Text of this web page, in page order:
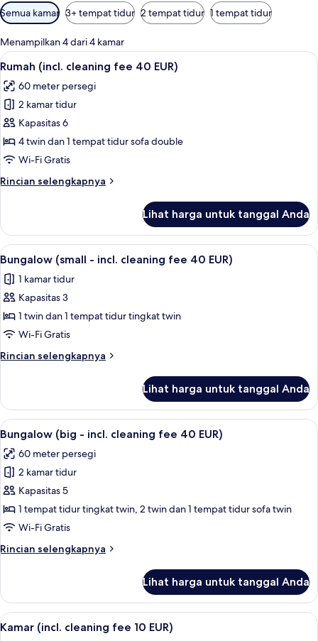
Filter
tersedia
untuk
kamar
Semua kamar 3+ tempat tidur 2 tempat tidur 1 tempat tidur
Menampilkan 4 dari 4 kamar
Lihat
semua
foto
untuk
Rumah
(incl.
cleaning
40
Rumah (incl. cleaning fee 40 EUR) |
7
Rumah (incl. cleaning fee 40 EUR)
60 meter persegi
2 kamar tidur
Kapasitas 6
4 twin dan 1 tempat tidur sofa double
Wi-Fi Gratis
Rincian selengkapnya
Rincian
Rumah
(incl.
cleaning
40
EUR)
Lihat harga untuk tanggal Anda
Lihat
semua
foto
untuk
Bungalow
(small
-
incl.
fee
40
EUR)
Bungalow (small - incl. cleaning fee
6
Bungalow (small - incl. cleaning fee 40 EUR)
1 kamar tidur
Kapasitas 3
1 twin dan 1 tempat tidur tingkat twin
Wi-Fi Gratis
Rincian selengkapnya
Rincian
Bungalow
(small
-
cleaning
fee
40
EUR)
Lihat harga untuk tanggal Anda
Lihat
semua
foto
untuk
Bungalow
(big
-
cleaning
EUR)
Bungalow (big - incl. cleaning fee
12
Bungalow (big - incl. cleaning fee 40 EUR)
60 meter persegi
2 kamar tidur
Kapasitas 5
1 tempat tidur tingkat twin, 2 twin dan 1 tempat tidur sofa twin
Wi-Fi Gratis
Rincian selengkapnya
Rincian
Bungalow
(big
-
Lihat harga untuk tanggal Anda
Lihat
semua
Kamar (incl. cleaning fee 10 EUR) |
1
Kamar (incl. cleaning fee 10 EUR)